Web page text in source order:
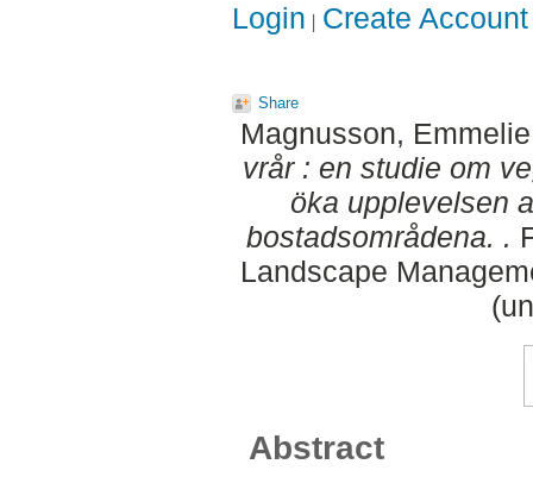
Login Create Account
Share
Magnusson, Emmelie
vrår : en studie om
öka upplevelsen
bostadsområdena. .
Landscape
Abstract